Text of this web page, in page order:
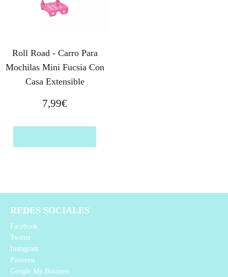
Roll Road - Carro Para
Mochilas Mini Fucsia Con
Casa Extensible
7,99€
REDES SOCIALES
Facebook
Twitter
Instagram
Pinterest
Google My Business